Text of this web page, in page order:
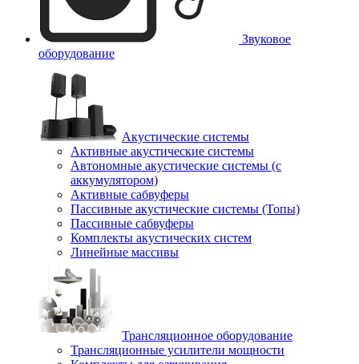
Звуковое
оборудование
Акустические системы
Активные акустические системы
Автономные акустические системы (с
аккумулятором)
Активные сабвуферы
Пассивные акустические системы (Топы)
Пассивные сабвуферы
Комплекты акустических систем
Линейные массивы
Трансляционное оборудование
Трансляционные усилители мощности